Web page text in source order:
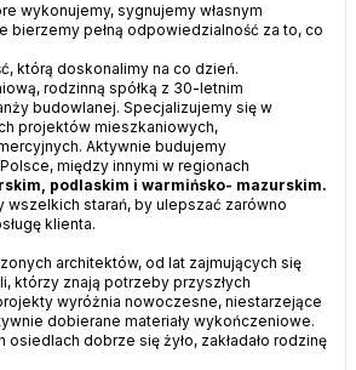
wykonujemy, sygnujemy własnym
bierzemy pełną odpowiedzialność za to, co
którą doskonalimy na co dzień.
rodzinną spółką z 30-letnim
budowlanej. Specjalizujemy się w
projektów mieszkaniowych,
Aktywnie budujemy
między innymi w regionach
podlaskim i warmińsko- mazurskim.
wszelkich starań, by ulepszać zarówno
klienta.
architektów, od lat zajmujących się
którzy znają potrzeby przyszłych
wyróżnia nowoczesne, niestarzejące
dobierane materiały wykończeniowe.
osiedlach dobrze się żyło, zakładało rodzinę